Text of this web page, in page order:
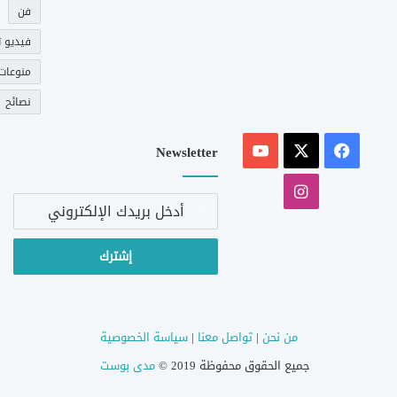
فن
فيديو
نصائح
فيسبوك
‫YouTube
انستقرام
Newsletter
أدخل
الإلكتروني
من نحن |تواصل معنا |سياسة الخصوصية
جميع الحقوق محفوظة 2019 ©
مدى بوست